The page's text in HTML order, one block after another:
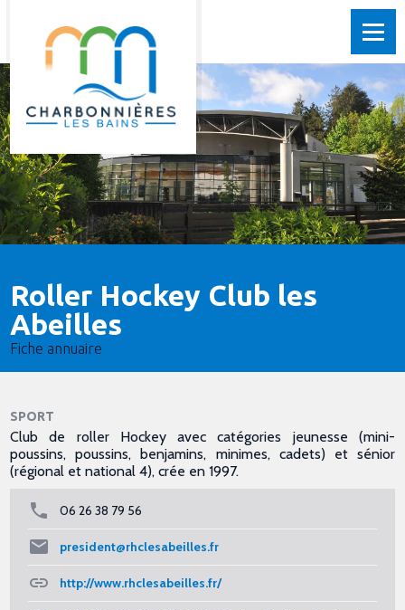
Roller Hockey Club les
Abeilles
Fiche annuaire
SPORT
Club de roller Hockey avec catégories jeunesse (mini-
poussins, poussins, benjamins, minimes, cadets) et sénior
(régional et national 4), crée en 1997.
06 26 38 79 56
president@rhclesabeilles.fr
http://www.rhclesabeilles.fr/